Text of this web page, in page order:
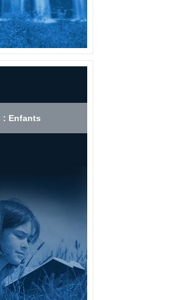
: Enfants